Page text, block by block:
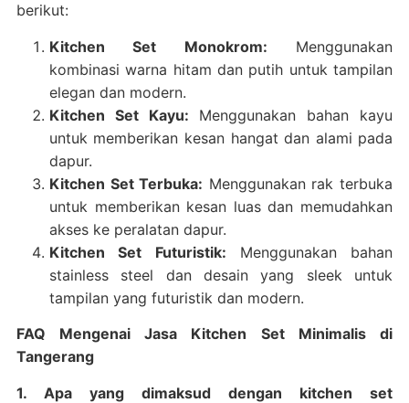
berikut:
Kitchen Set Monokrom: Menggunakan
kombinasi warna hitam dan putih untuk tampilan
elegan dan modern.
Kitchen Set Kayu: Menggunakan bahan kayu
untuk memberikan kesan hangat dan alami pada
dapur.
Kitchen Set Terbuka: Menggunakan rak terbuka
untuk memberikan kesan luas dan memudahkan
akses ke peralatan dapur.
Kitchen Set Futuristik: Menggunakan bahan
stainless steel dan desain yang sleek untuk
tampilan yang futuristik dan modern.
FAQ Mengenai Jasa Kitchen Set Minimalis di
Tangerang
1. Apa yang dimaksud dengan kitchen set